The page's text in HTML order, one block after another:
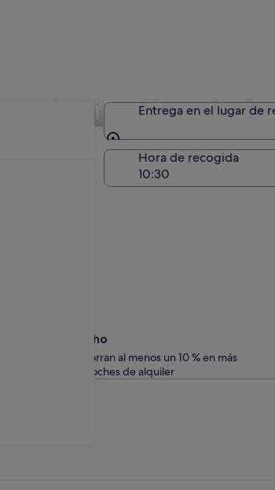
de tipoEntrega en el lugar de
Entrega en el lugar de
Hora de recogida
Date un capricho
Los miembros ahorran al menos un 10 % en más
de un millón de coches de alquiler